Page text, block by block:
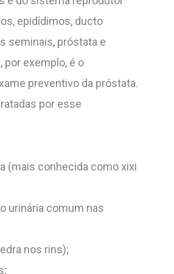
epidídimos, ducto
seminais, próstata e
por exemplo, é o
preventivo da próstata.
por esse
(mais conhecida como xixi
urinária comum nas
nos rins);